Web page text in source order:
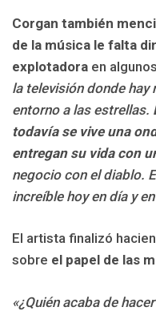
Corgan también
de la música le falta
explotadora en
la televisión donde hay
entorno a las estrellas.
todavía se vive una
entregan su vida con
negocio con el diablo.
increíble hoy en día y
El artista finalizó
sobre el papel de las
«¿Quién acaba de